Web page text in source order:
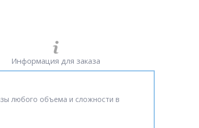
Информация для заказа
любого объема и сложности в